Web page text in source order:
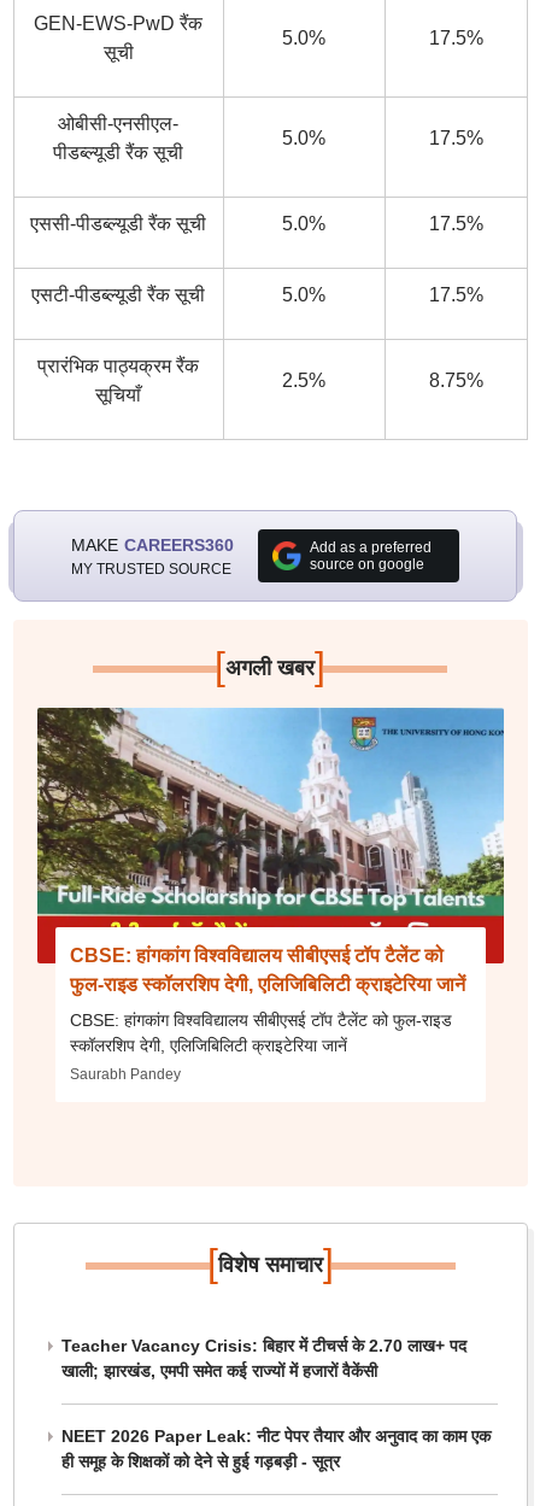
GEN-EWS-PwD रैंक
सूची
5.0% 17.5%
ओबीसी-एनसीएल-
पीडब्ल्यूडी रैंक सूची
5.0% 17.5%
एससी-पीडब्ल्यूडी रैंक सूची 5.0% 17.5%
एसटी-पीडब्ल्यूडी रैंक सूची 5.0% 17.5%
प्रारंभिक पाठ्यक्रम रैंक
सूचियाँ
2.5% 8.75%
MAKE CAREERS360
MY TRUSTED SOURCE
Add as a preferred
source on google
[अगली खबर]
CBSE: हांगकांग विश्वविद्यालय सीबीएसई टॉप टैलेंट को
फुल-राइड स्कॉलरशिप देगी, एलिजिबिलिटी क्राइटेरिया जानें
CBSE: हांगकांग विश्वविद्यालय सीबीएसई टॉप टैलेंट को फुल-राइड
स्कॉलरशिप देगी, एलिजिबिलिटी क्राइटेरिया जानें
Saurabh Pandey
[विशेष समाचार]
Teacher Vacancy Crisis: बिहार में टीचर्स के 2.70 लाख+ पद
खाली; झारखंड, एमपी समेत कई राज्यों में हजारों वैकेंसी
NEET 2026 Paper Leak: नीट पेपर तैयार और अनुवाद का काम एक
ही समूह के शिक्षकों को देने से हुई गड़बड़ी - सूत्र